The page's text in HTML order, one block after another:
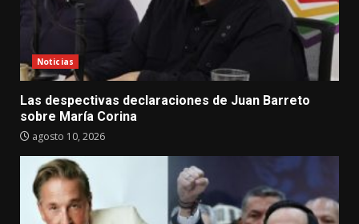
Noticias
Las despectivas declaraciones de Juan Barreto
sobre María Corina
agosto 10, 2026